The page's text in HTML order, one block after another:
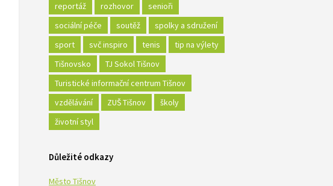
reportáž
rozhovor
senioři
sociální péče
soutěž
spolky a sdružení
sport
svč inspiro tenis
tip na výlety
Tišnovsko
TJ Sokol Tišnov
Turistické informační centrum Tišnov
vzdělávání
ZUŠ Tišnov
školy
životní styl
Důležité odkazy
Město Tišnov